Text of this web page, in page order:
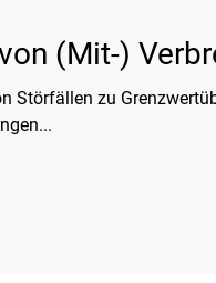
(Mit-)
Grenzwertüberschreitungen, so ist